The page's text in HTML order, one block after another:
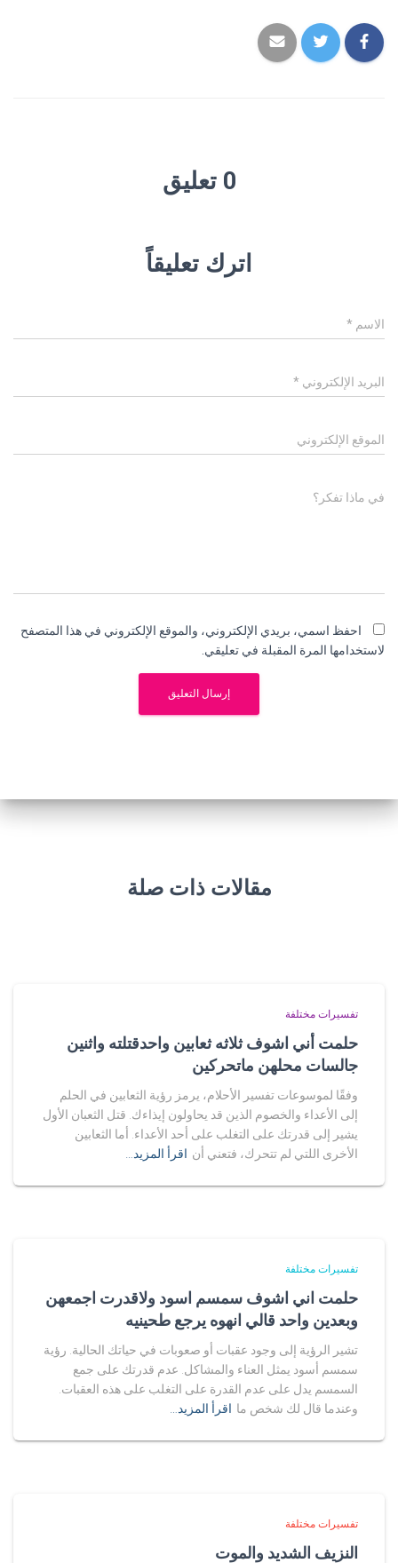
0 تعليق
اترك تعليقاً
الاسم *
البريد الإلكتروني *
الموقع الإلكتروني
في ماذا تفكر؟
احفظ اسمي، بريدي الإلكتروني، والموقع الإلكتروني في هذا المتصفح
لاستخدامها المرة المقبلة في تعليقي.
مقالات ذات صلة
تفسيرات مختلفة
حلمت أني اشوف ثلاثه ثعابين واحدقتلته واثنين
جالسات محلهن ماتحركين
وفقًا لموسوعات تفسير الأحلام، يرمز رؤية الثعابين في الحلم
إلى الأعداء والخصوم الذين قد يحاولون إيذاءك. قتل الثعبان الأول
يشير إلى قدرتك على التغلب على أحد الأعداء. أما الثعابين
الأخرى اللتي لم تتحرك، فتعني أن اقرأ المزيد…
تفسيرات مختلفة
حلمت اني اشوف سمسم اسود ولاقدرت اجمعهن
وبعدين واحد قالي انهوه يرجع طحينيه
تشير الرؤية إلى وجود عقبات أو صعوبات في حياتك الحالية. رؤية
سمسم أسود يمثل العناء والمشاكل. عدم قدرتك على جمع
السمسم يدل على عدم القدرة على التغلب على هذه العقبات.
وعندما قال لك شخص ما اقرأ المزيد…
تفسيرات مختلفة
النزيف الشديد والموت